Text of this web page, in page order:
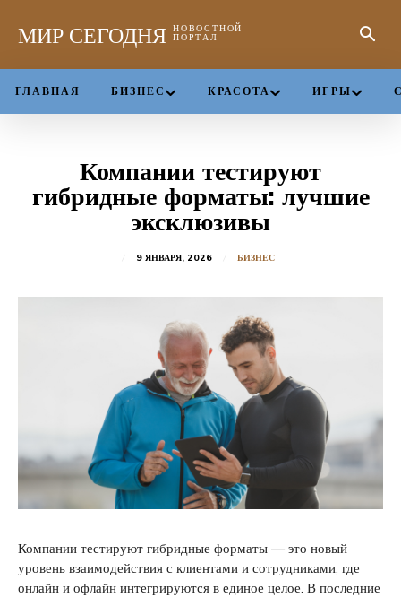
МИР СЕГОДНЯ НОВОСТНОЙ
ПОРТАЛ
ГЛАВНАЯ БИЗНЕС КРАСОТА ИГРЫ
Компании тестируют
гибридные форматы: лучшие
эксклюзивы
9 ЯНВАРЯ, 2026 БИЗНЕС
Компании тестируют гибридные форматы — это новый
уровень взаимодействия с клиентами и сотрудниками, где
онлайн и офлайн интегрируются в единое целое. В последние